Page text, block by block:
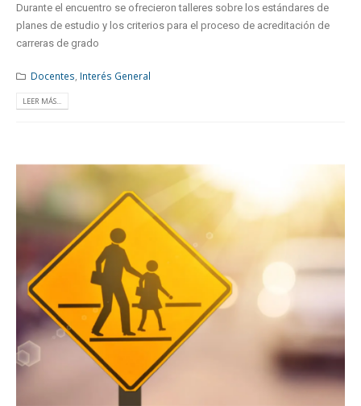
Durante el encuentro se ofrecieron talleres sobre los estándares de
planes de estudio y los criterios para el proceso de acreditación de
carreras de grado
Docentes Interés General
LEER MÁS...